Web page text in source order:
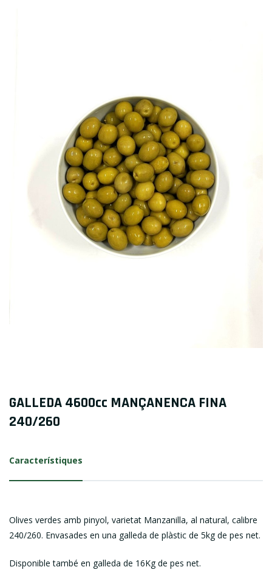
GALLEDA 4600cc MANÇANENCA FINA
240/260
Característiques
Olives verdes amb pinyol, varietat Manzanilla, al natural, calibre
240/260. Envasades en una galleda de plàstic de 5kg de pes net.
Disponible també en galleda de 16Kg de pes net.